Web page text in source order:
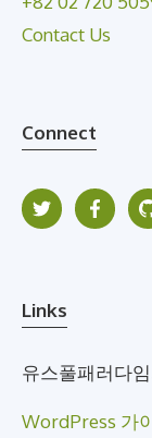
Contact Us
Connect
Links
유스풀패러다
WordPress 가